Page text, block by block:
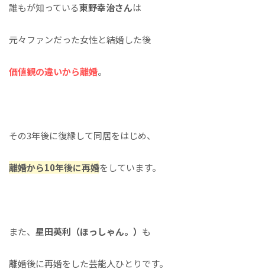
誰もが知っている東野幸治さんは
元々ファンだった女性と結婚した後
価値観の違いから離婚。
その3年後に復縁して同居をはじめ、
離婚から10年後に再婚をしています。
また、 星田英利（ほっしゃん。） も
離婚後に再婚をした芸能人ひとりです。